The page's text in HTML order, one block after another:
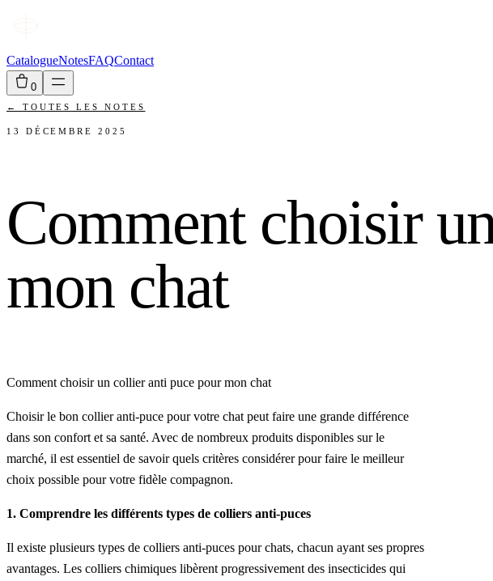
CatalogueNotesFAQContact
0
← TOUTES LES NOTES
13 DÉCEMBRE 2025
Comment choisir
mon chat
Comment choisir un collier anti puce pour mon chat
Choisir le bon collier anti-puce pour votre chat peut faire une grande différence
dans son confort et sa santé. Avec de nombreux produits disponibles sur le
marché, il est essentiel de savoir quels critères considérer pour faire le meilleur
choix possible pour votre fidèle compagnon.
1. Comprendre les différents types de colliers anti-puces
Il existe plusieurs types de colliers anti-puces pour chats, chacun ayant ses propres
avantages. Les colliers chimiques libèrent progressivement des insecticides qui